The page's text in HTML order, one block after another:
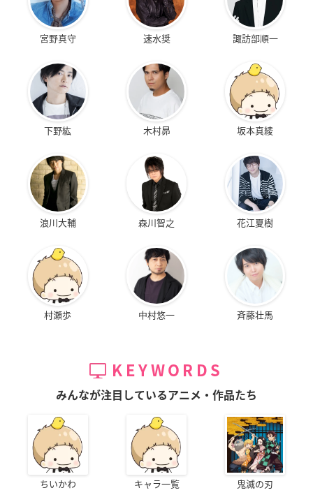
宮野真守 速水奨 諏訪部順一
下野紘 木村昴 坂本真綾
浪川大輔 森川智之 花江夏樹
村瀬歩 中村悠一 斉藤壮馬
KEYWORDS
みんなが注目しているアニメ・作品たち
ちいかわ キャラ一覧 鬼滅の刃